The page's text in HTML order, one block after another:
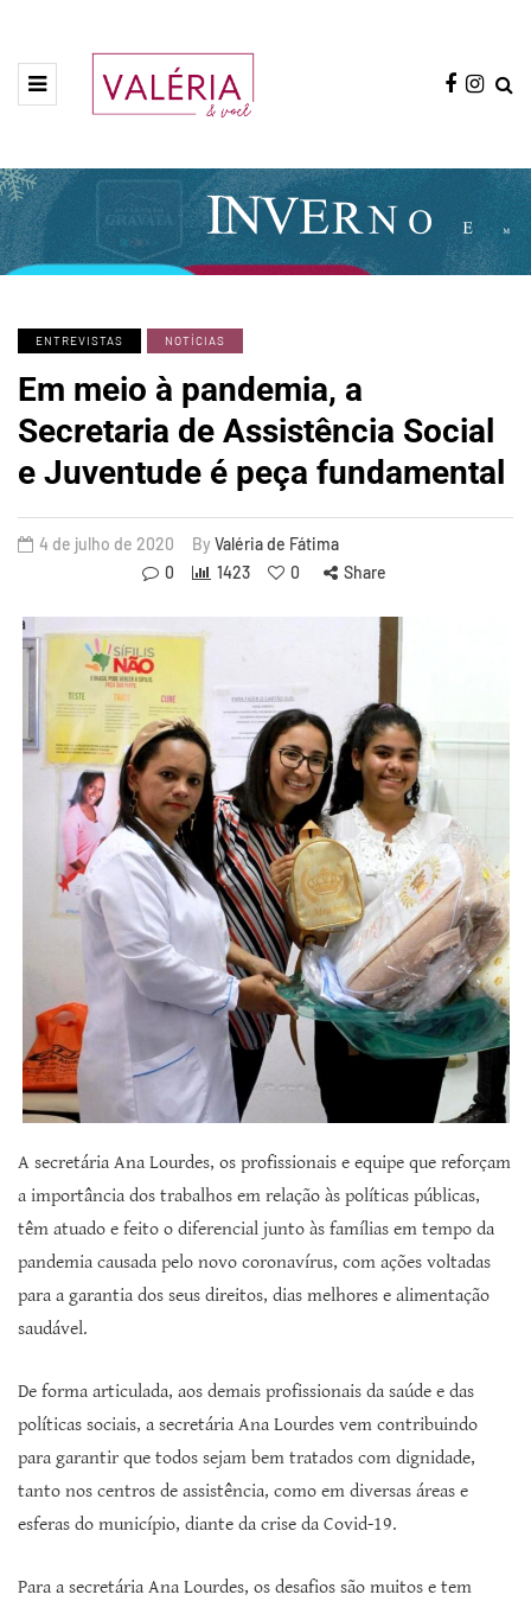
ENTREVISTAS NOTÍCIAS
Em meio à pandemia, a
Secretaria de Assistência Social
e Juventude é peça fundamental
4 de julho de 2020 By Valéria de Fátima
0
1423 0 Share
A secretária Ana Lourdes, os profissionais e equipe que reforçam
a importância dos trabalhos em relação às políticas públicas,
têm atuado e feito o diferencial junto às famílias em tempo da
pandemia causada pelo novo coronavírus, com ações voltadas
para a garantia dos seus direitos, dias melhores e alimentação
saudável.
De forma articulada, aos demais profissionais da saúde e das
políticas sociais, a secretária Ana Lourdes vem contribuindo
para garantir que todos sejam bem tratados com dignidade,
tanto nos centros de assistência, como em diversas áreas e
esferas do município, diante da crise da Covid-19.
Para a secretária Ana Lourdes, os desafios são muitos e tem